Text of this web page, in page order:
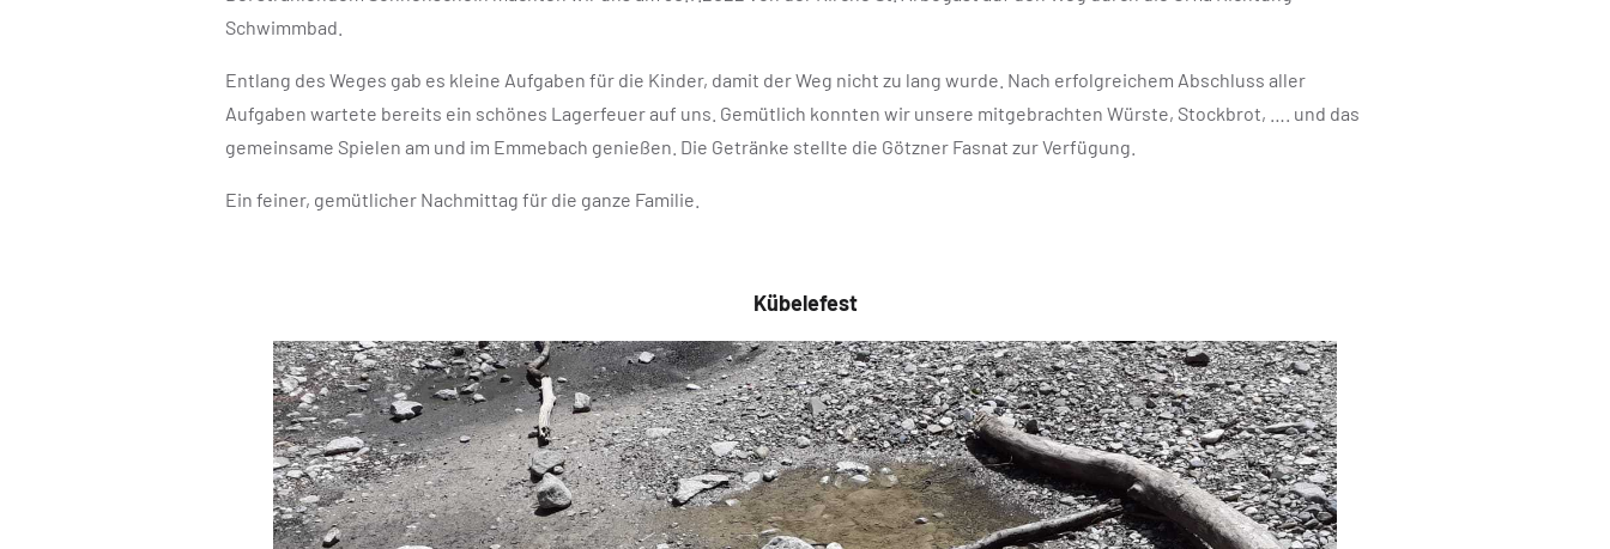
Schwimmbad.
Entlang des Weges gab es kleine Aufgaben für die Kinder, damit der Weg nicht zu lang wurde. Nach erfolgreichem Abschluss aller
Aufgaben wartete bereits ein schönes Lagerfeuer auf uns. Gemütlich konnten wir unsere mitgebrachten Würste, Stockbrot, …. und das
gemeinsame Spielen am und im Emmebach genießen. Die Getränke stellte die Götzner Fasnat zur Verfügung.
Ein feiner, gemütlicher Nachmittag für die ganze Familie.
Kübelefest